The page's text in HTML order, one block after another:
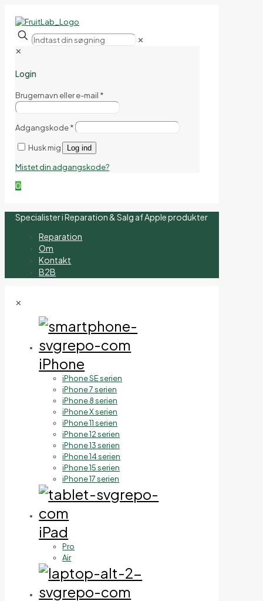
✕
✕
Login
Brugernavn eller e-mail *
Adgangskode*
Husk mig Log ind
Mistet din adgangskode?
0
Specialister i Reparation & Salg af Apple produkter
Reparation
Om
Kontakt
B2B
✕
iPhone
iPhone SE serien
iPhone 7 serien
iPhone 8 serien
iPhone X serien
iPhone 11 serien
iPhone 12 serien
iPhone 13 serien
iPhone 14 serien
iPhone 15 serien
iPhone 17 serien
iPad
Pro
Air